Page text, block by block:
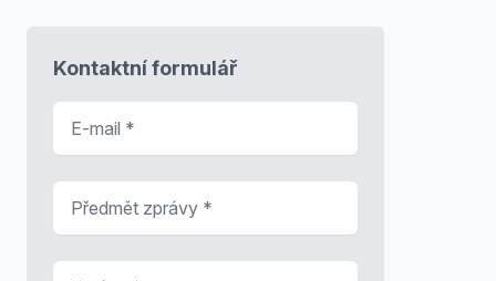
Kontaktní formulář